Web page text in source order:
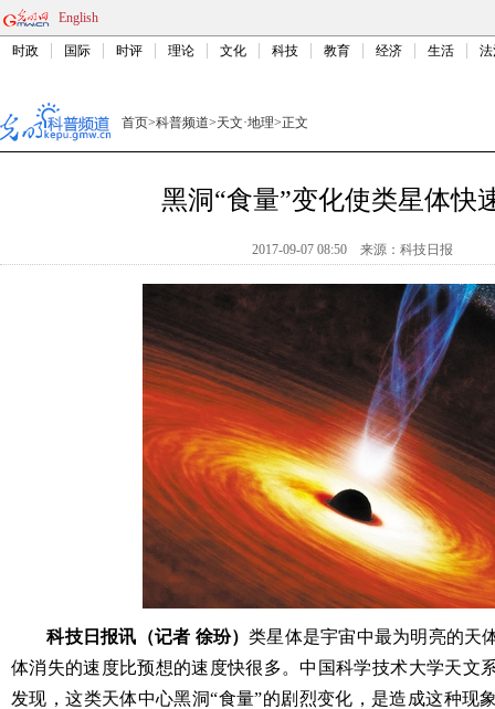
English
时政 国际 时评 理论 文化 科技 教育 经济 生活
首页>科普频道>天文·地理>正文
黑洞“食量”变化使类星体快
2017-09-07 08:50 来源： 科技日报
科技日报讯（记者 徐玢）类星体是宇宙中最为明亮的天
体消失的速度比预想的速度快很多。中国科学技术大学天文
发现，这类天体中心黑洞“食量”的剧烈变化，是造成这种现